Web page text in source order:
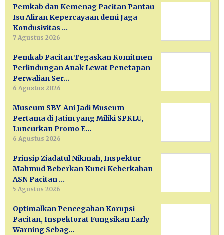
Pemkab dan Kemenag Pacitan Pantau
Isu Aliran Kepercayaan demi Jaga
Kondusivitas …
7 Agustus 2026
Pemkab Pacitan Tegaskan Komitmen
Perlindungan Anak Lewat Penetapan
Perwalian Ser…
6 Agustus 2026
Museum SBY-Ani Jadi Museum
Pertama di Jatim yang Miliki SPKLU,
Luncurkan Promo E…
6 Agustus 2026
Prinsip Ziadatul Nikmah, Inspektur
Mahmud Beberkan Kunci Keberkahan
ASN Pacitan …
5 Agustus 2026
Optimalkan Pencegahan Korupsi
Pacitan, Inspektorat Fungsikan Early
Warning Sebag…